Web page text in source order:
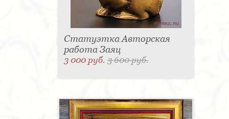
Статуэтка Авторская
работа Заяц
3 000 руб.3 600 руб.